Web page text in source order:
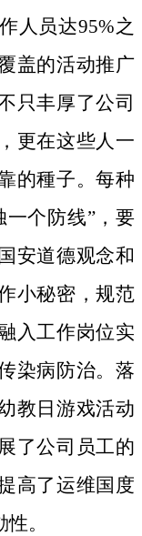
人员达95%之
盖的活动推广
只丰厚了公司
更在这些人一
的種子。每种
个防线”，要
安道德观念和
小秘密，规范
入工作岗位实
染病防治。落
教日游戏活动
了公司员工的
高了运维国度
。